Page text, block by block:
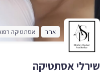
אחר אסתטיקה רפואית
אסתטיקה